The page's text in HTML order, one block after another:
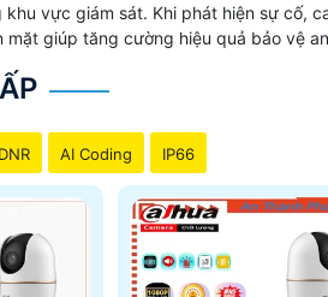
đêm báo động
đẹp full hd 1080P
Hình ảnh sáng đẹp
vực giám sát. Khi phát hiện sự cố,
giúp tăng cường hiệu quả bảo vệ
AI Coding IP66